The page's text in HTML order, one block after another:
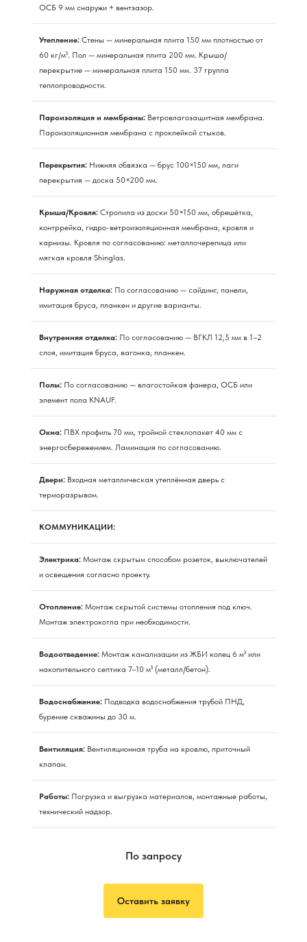
ОСБ 9 мм снаружи + вентзазор.
Утепление: Стены — минеральная плита 150 мм плотностью от
60 кг/м³. Пол — минеральная плита 200 мм. Крыша/
перекрытие — минеральная плита 150 мм. 37 группа
теплопроводности.
Пароизоляция и мембраны: Ветровлагозащитная мембрана.
Пароизоляционная мембрана с проклейкой стыков.
Перекрытия: Нижняя обвязка — брус 100×150 мм, лаги
перекрытия — доска 50×200 мм.
Крыша/Кровля: Стропила из доски 50×150 мм, обрешётка,
контррейка, гидро-ветроизоляционная мембрана, кровля и
карнизы. Кровля по согласованию: металлочерепица или
мягкая кровля Shinglas.
Наружная отделка: По согласованию — сайдинг, панели,
имитация бруса, планкен и другие варианты.
Внутренняя отделка: По согласованию — ВГКЛ 12,5 мм в 1–2
слоя, имитация бруса, вагонка, планкен.
Полы: По согласованию — влагостойкая фанера, ОСБ или
элемент пола KNAUF.
Окна: ПВХ профиль 70 мм, тройной стеклопакет 40 мм с
энергосбережением. Ламинация по согласованию.
Двери: Входная металлическая утеплённая дверь с
терморазрывом.
КОММУНИКАЦИИ:
Электрика: Монтаж скрытым способом розеток, выключателей
и освещения согласно проекту.
Отопление: Монтаж скрытой системы отопления под ключ.
Монтаж электрокотла при необходимости.
Водоотведение: Монтаж канализации из ЖБИ колец 6 м³ или
накопительного септика 7–10 м³ (металл/бетон).
Водоснабжение: Подводка водоснабжения трубой ПНД,
бурение скважины до 30 м.
Вентиляция: Вентиляционная труба на кровлю, приточный
клапан.
Работы: Погрузка и выгрузка материалов, монтажные работы,
технический надзор.
По запросу
Оставить заявку